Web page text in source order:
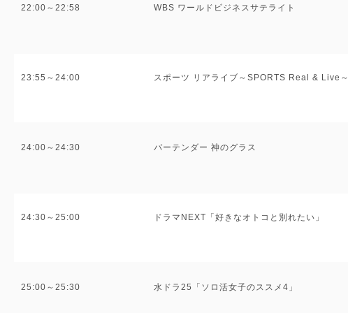
22:00～22:58 WBS ワールドビジネスサテライト
23:55～24:00 スポーツ リアライブ～SPORTS Real & Live～
24:00～24:30 バーテンダー 神のグラス
24:30～25:00 ドラマNEXT「好きなオトコと別れたい」
25:00～25:30 水ドラ25「ソロ活女子のススメ4」